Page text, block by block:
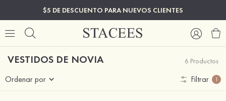
$5 DE DESCUENTO PARA NUEVOS CLIENTES
VESTIDOS DE NOVIA 6 Productos
Ordenar por Filtrar 1